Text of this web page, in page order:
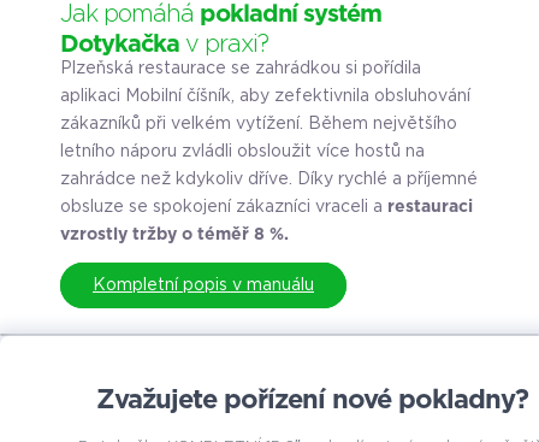
Jak pomáhá pokladní systém
Dotykačka v praxi?
Plzeňská restaurace se zahrádkou si pořídila
aplikaci Mobilní číšník, aby zefektivnila obsluhování
zákazníků při velkém vytížení. Během největšího
letního náporu zvládli obsloužit více hostů na
zahrádce než kdykoliv dříve. Díky rychlé a příjemné
obsluze se spokojení zákazníci vraceli a restauraci
vzrostly tržby o téměř 8 %.
Kompletní popis v manuálu
Zvažujete pořízení nové pokladny?